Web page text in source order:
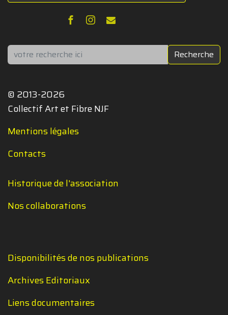
Rechercher Recherche
© 2013-2026
Collectif Art et Fibre NJF
Mentions légales
Contacts
Historique de l'association
Nos collaborations
Disponibilités de nos publications
Archives Editoriaux
Liens documentaires